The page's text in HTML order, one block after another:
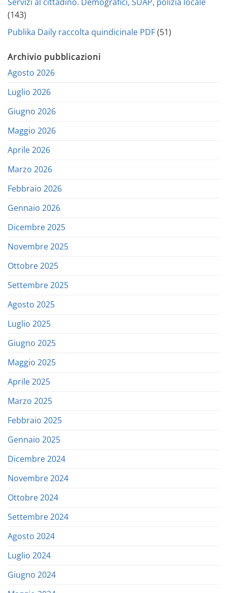
(143)
Publika Daily raccolta quindicinale PDF(51)
Archivio pubblicazioni
Agosto 2026
Luglio 2026
Giugno 2026
Maggio 2026
Aprile 2026
Marzo 2026
Febbraio 2026
Gennaio 2026
Dicembre 2025
Novembre 2025
Ottobre 2025
Settembre 2025
Agosto 2025
Luglio 2025
Giugno 2025
Maggio 2025
Aprile 2025
Marzo 2025
Febbraio 2025
Gennaio 2025
Dicembre 2024
Novembre 2024
Ottobre 2024
Settembre 2024
Agosto 2024
Luglio 2024
Giugno 2024